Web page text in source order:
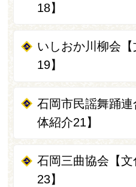
18】
いしおか川柳会
19】
石岡市民謡舞踊
体紹介21】
石岡三曲協会【
23】